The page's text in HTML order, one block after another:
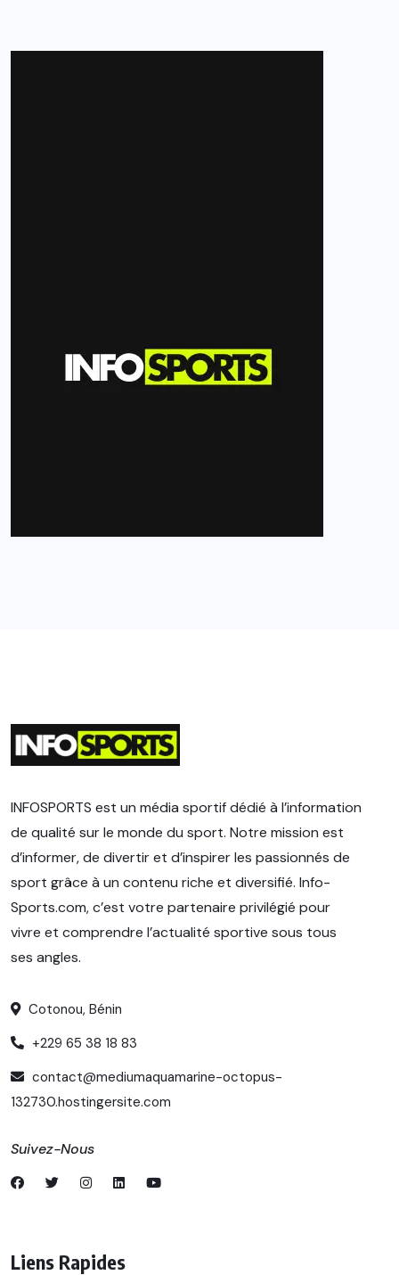
INFOSPORTS est un média sportif dédié à l’information
de qualité sur le monde du sport. Notre mission est
d’informer, de divertir et d’inspirer les passionnés de
sport grâce à un contenu riche et diversifié. Info-
Sports.com, c’est votre partenaire privilégié pour
vivre et comprendre l’actualité sportive sous tous
ses angles.
Cotonou, Bénin
+229 65 38 18 83
contact@mediumaquamarine-octopus-
132730.hostingersite.com
Suivez-Nous
Liens Rapides